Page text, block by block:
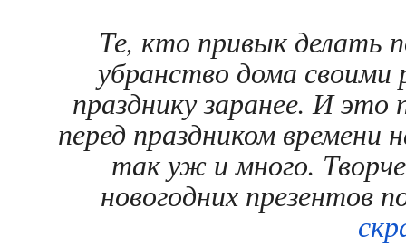
Те, кто привык делать
убранство дома
празднику заранее. И это
перед праздником времени
так уж и много.
новогодних